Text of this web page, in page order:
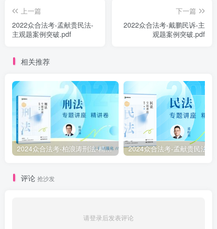
上一篇
2022众合法考-孟献贵民法-
主观题案例突破.pdf
下一篇
￼2022众合法考-戴鹏民诉-主
观题案例突破.pdf
相关推荐
2024众合法考-柏浪涛刑法-精讲卷pdf电子版（附视频1-76全）
评论 抢沙发
请登录后发表评论